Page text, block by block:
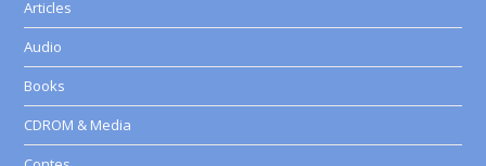
Articles
Audio
Books
CDROM & Media